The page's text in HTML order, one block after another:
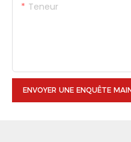
Teneur
ENVOYER UNE ENQUÊTE